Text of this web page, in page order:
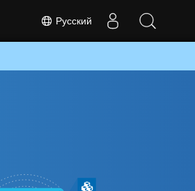
Русский